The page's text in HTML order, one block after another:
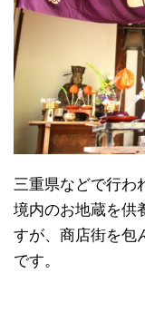
三重県などで行わ
境内のお地蔵を供
すが、商店街を包
です。